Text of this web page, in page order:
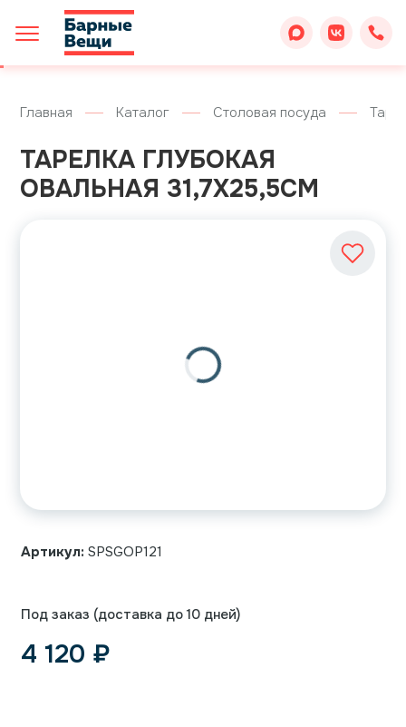
Главная Каталог Столовая посуда
ТАРЕЛКА ГЛУБОКАЯ
ОВАЛЬНАЯ 31,7Х25,5СМ
Артикул: SPSGOP121
Под заказ (доставка до 10 дней)
4 120 ₽